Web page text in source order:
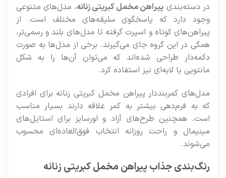
در دسته‌بندی پیراهن مخمل کبریتی زنانه، مدل‌های متنوعی
وجود دارد که پاسخگوی سلیقه‌های مختلف است. از
پیراهن‌های کوتاه و اسپرت گرفته تا مدل‌های بلند و رسمی‌تر،
همگی در این گروه جای می‌گیرند. برخی از مدل‌ها به صورت
دکمه‌دار طراحی شده‌اند که می‌توان آن‌ها را به شکل
مانتویی یا لایه‌ای نیز استفاده کرد.
مدل‌های کمربنددار پیراهن مخمل کبریتی زنانه برای افرادی
که به فرم‌دهی بیشتر به کمر علاقه دارند بسیار مناسب
است. همچنین طرح‌های آزاد و اورسایز برای استایل‌های
مینیمال و راحت روزانه انتخاب فوق‌العاده‌ای محسوب
می‌شوند.
رنگ‌بندی جذاب پیراهن مخمل کبریتی زنانه